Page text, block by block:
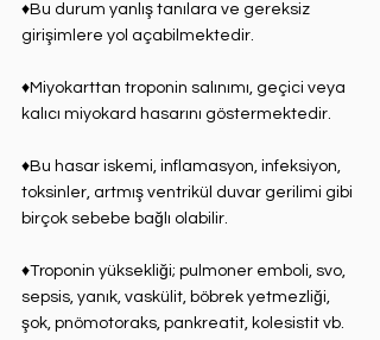
♦Bu durum yanlış tanılara ve ⁣gereksiz
girişimlere yol açabilmektedir. ⁣
♦Miyokarttan troponin salınımı, geçici veya
kalıcı miyokard hasarını göstermektedir. ⁣
♦Bu hasar iskemi, inflamasyon, ⁣infeksiyon,
toksinler, artmış ventrikül duvar gerilimi gibi
birçok sebebe bağlı olabilir. ⁣
♦Troponin yüksekliği; pulmoner emboli, svo,
sepsis, yanık, vaskülit, böbrek yetmezliği,
şok, pnömotoraks, pankreatit, kolesistit vb.